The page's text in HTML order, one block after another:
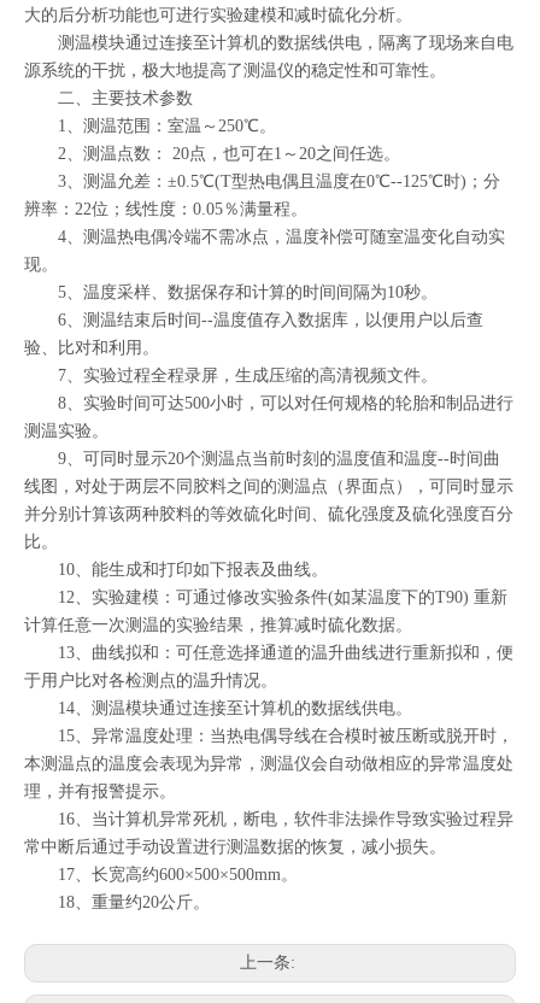
大的后分析功能也可进行实验建模和减时硫化分析。
测温模块通过连接至计算机的数据线供电，隔离了现场来自电
源系统的干扰，极大地提高了测温仪的稳定性和可靠性。
二、主要技术参数
1、测温范围：室温～250℃。
2、测温点数： 20点，也可在1～20之间任选。
3、测温允差：±0.5℃(T型热电偶且温度在0℃--125℃时)；分
辨率：22位；线性度：0.05％满量程。
4、测温热电偶冷端不需冰点，温度补偿可随室温变化自动实
现。
5、温度采样、数据保存和计算的时间间隔为10秒。
6、测温结束后时间--温度值存入数据库，以便用户以后查
验、比对和利用。
7、实验过程全程录屏，生成压缩的高清视频文件。
8、实验时间可达500小时，可以对任何规格的轮胎和制品进行
测温实验。
9、可同时显示20个测温点当前时刻的温度值和温度--时间曲
线图，对处于两层不同胶料之间的测温点（界面点），可同时显示
并分别计算该两种胶料的等效硫化时间、硫化强度及硫化强度百分
比。
10、能生成和打印如下报表及曲线。
12、实验建模：可通过修改实验条件(如某温度下的T90) 重新
计算任意一次测温的实验结果，推算减时硫化数据。
13、曲线拟和：可任意选择通道的温升曲线进行重新拟和，便
于用户比对各检测点的温升情况。
14、测温模块通过连接至计算机的数据线供电。
15、异常温度处理：当热电偶导线在合模时被压断或脱开时，
本测温点的温度会表现为异常，测温仪会自动做相应的异常温度处
理，并有报警提示。
16、当计算机异常死机，断电，软件非法操作导致实验过程异
常中断后通过手动设置进行测温数据的恢复，减小损失。
17、长宽高约600×500×500mm。
18、重量约20公斤。
上一条: